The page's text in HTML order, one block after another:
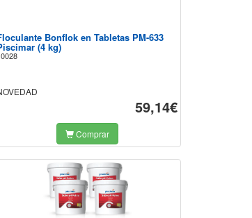
Bonflok en Tabletas PM-633
(4 kg)
59,14€
Comprar